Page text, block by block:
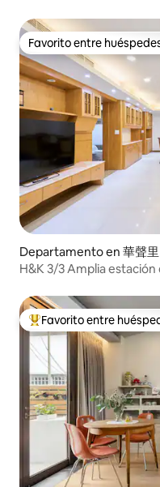
metros cuadrados
Favorito entre
Favorito entre
Departamento en 華聲里
H&K 3/3 Amplia estación
De los mejores en
Favorito entre